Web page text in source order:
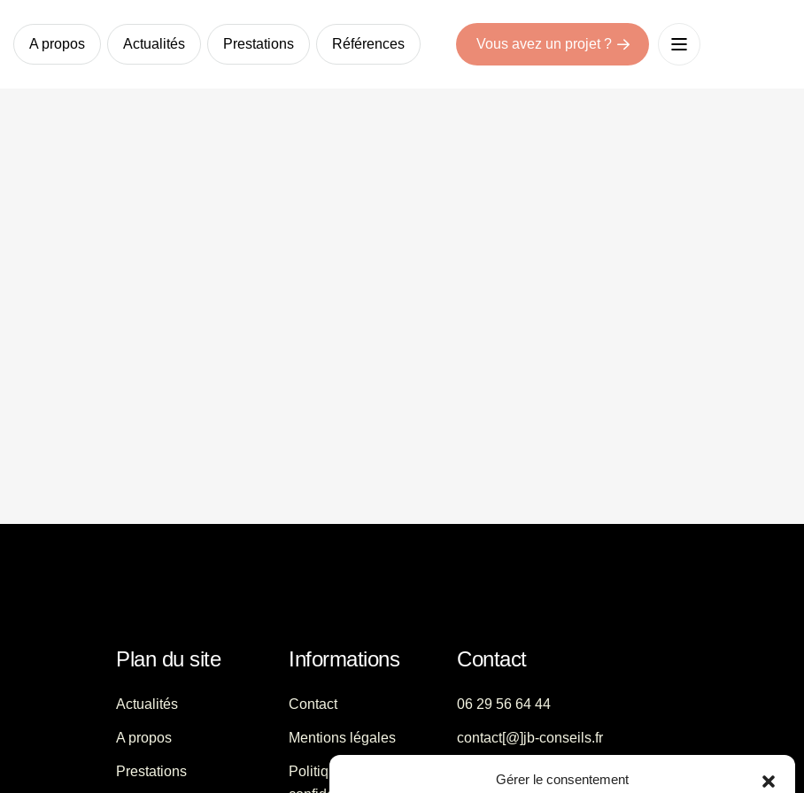
Gérer le consentement
A propos Actualités Prestations Références Vous avez un projet ?
Plan du site
Actualités
A propos
Prestations
Informations
Contact
Mentions légales
Politique de
Contact
06 29 56 64 44
contact[@]jb-conseils.fr
Caen - Normandie -